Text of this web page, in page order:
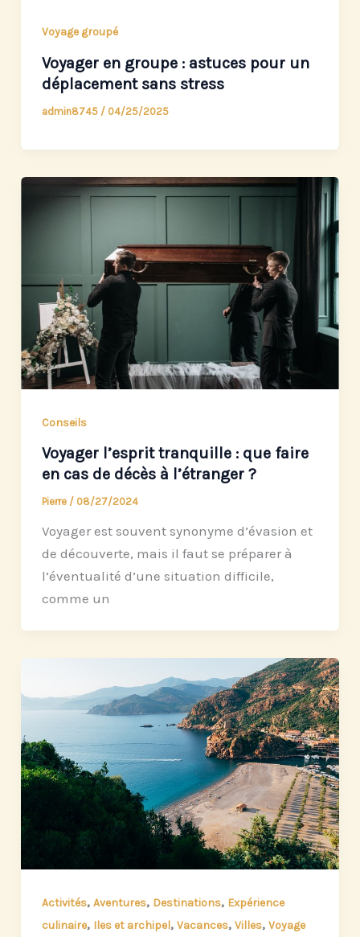
Voyage groupé
Voyager en groupe : astuces pour un
déplacement sans stress
admin8745 / 04/25/2025
Conseils
Voyager l’esprit tranquille : que faire
en cas de décès à l’étranger ?
Pierre / 08/27/2024
Voyager est souvent synonyme d’évasion et
de découverte, mais il faut se préparer à
l’éventualité d’une situation difficile,
comme un
Activités, Aventures, Destinations, Expérience
culinaire, Iles et archipel, Vacances, Villes, Voyage